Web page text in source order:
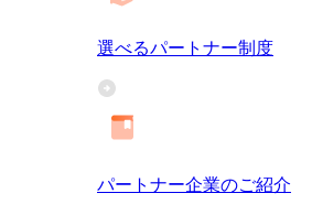
選べるパートナー制度
パートナー企業のご紹介